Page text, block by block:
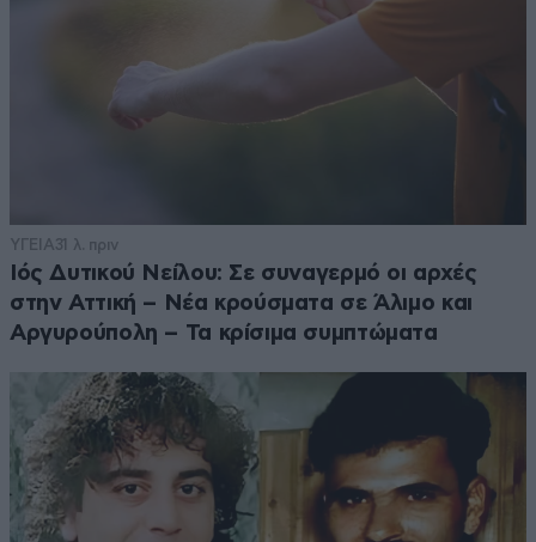
ΥΓΕΙΑ31 λ. πριν
Ιός Δυτικού Νείλου: Σε συναγερμό οι αρχές
στην Αττική – Νέα κρούσματα σε Άλιμο και
Αργυρούπολη – Τα κρίσιμα συμπτώματα